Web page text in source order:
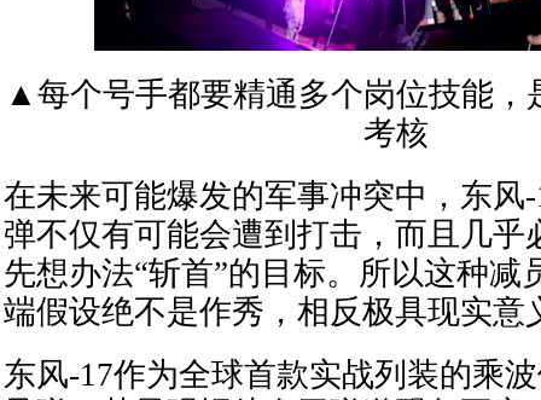
▲每个号手都要精通多个岗位技能，
考核
在未来可能爆发的军事冲突中，东风
弹不仅有可能会遭到打击，而且几乎
先想办法“斩首”的目标。所以这种减
端假设绝不是作秀，相反极具现实意
东风-17作为全球首款实战列装的乘